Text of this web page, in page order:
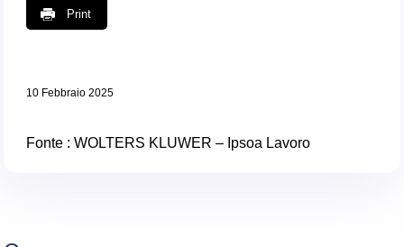
Print
10 Febbraio 2025
Fonte : WOLTERS KLUWER – Ipsoa Lavoro